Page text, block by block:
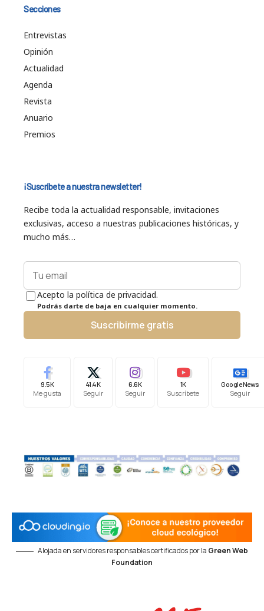
Secciones
Entrevistas
Opinión
Actualidad
Agenda
Revista
Anuario
Premios
¡Suscríbete a nuestra newsletter!
Recibe toda la actualidad responsable, invitaciones
exclusivas, acceso a nuestras publicaciones históricas, y
mucho más…
Acepto la política de privacidad.
Podrás darte de baja en cualquier momento.
Suscribirme gratis
9.5K
Me gusta
41.4K
Seguir
6.6K
Seguir
1K
Suscríbete
Google News
Seguir
Alojada en servidores responsables certificados por la Green Web
Foundation